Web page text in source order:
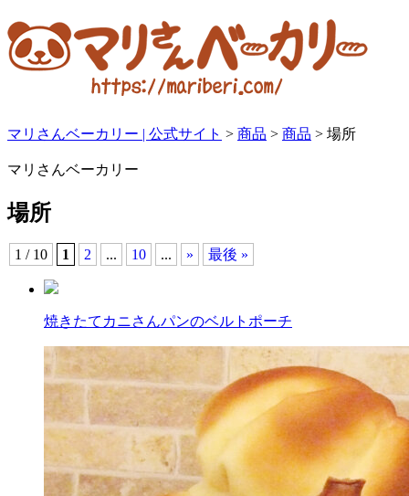
マリさんベーカリー | 公式サイト > 商品 > 商品 > 場所
マリさんベーカリー
場所
1 / 10 1 2 ... 10 ... » 最後 »
焼きたてカニさんパンのベルトポーチ